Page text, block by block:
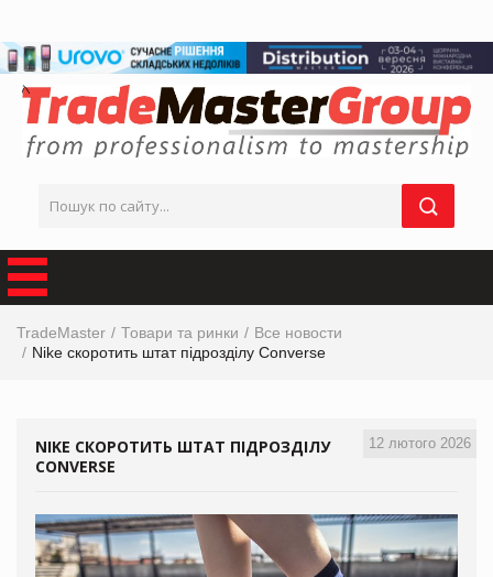
TradeMaster Товари та ринки
Все новости
Nike скоротить штат підрозділу Converse
12 лютого 2026
NIKE СКОРОТИТЬ ШТАТ ПІДРОЗДІЛУ
CONVERSE